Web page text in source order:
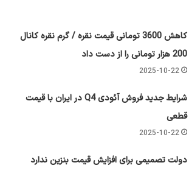
کاهش 3600 تومانی قیمت نقره / گرم نقره کانال
200 هزار تومانی را از دست داد
2025-10-22
شرایط جدید فروش آئودی Q4 در ایران با قیمت
قطعی
2025-10-22
دولت تصمیمی برای افزایش قیمت بنزین ندارد